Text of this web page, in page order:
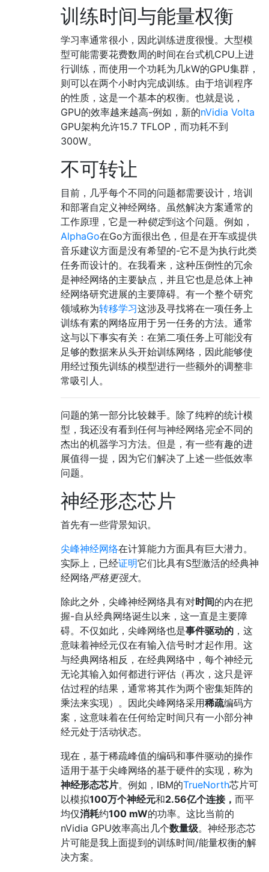
训练时间与能量权衡
学习率通常很小，因此训练进度很慢。大型模
型可能需要花费数周的时间在台式机CPU上进
行训练，而使用一个功耗为几kW的GPU集群，
则可以在两个小时内完成训练。由于培训程序
的性质，这是一个基本的权衡。也就是说，
GPU的效率越来越高-例如，新的nVidia Volta
GPU架构允许15.7 TFLOP，而功耗不到
300W。
不可转让
目前，几乎每个不同的问题都需要设计，培训
和部署自定义神经网络。虽然解决方案通常的
工作原理，它是一种锁定到这个问题。例如，
AlphaGo在Go方面很出色，但是在开车或提供
音乐建议方面是没有希望的-它不是为执行此类
任务而设计的。在我看来，这种压倒性的冗余
是神经网络的主要缺点，并且它也是总体上神
经网络研究进展的主要障碍。有一个整个研究
领域称为转移学习这涉及寻找将在一项任务上
训练有素的网络应用于另一任务的方法。通常
这与以下事实有关：在第二项任务上可能没有
足够的数据来从头开始训练网络，因此能够使
用经过预先训练的模型进行一些额外的调整非
常吸引人。
问题的第一部分比较棘手。除了纯粹的统计模
型，我还没有看到任何与神经网络完全不同的
杰出的机器学习方法。但是，有一些有趣的进
展值得一提，因为它们解决了上述一些低效率
问题。
神经形态芯片
首先有一些背景知识。
尖峰神经网络在计算能力方面具有巨大潜力。
实际上，已经证明它们比具有S型激活的经典神
经网络严格更强大。
除此之外，尖峰神经网络具有对时间的内在把
握-自从经典网络诞生以来，这一直是主要障
碍。不仅如此，尖峰网络也是事件驱动的 ，这
意味着神经元仅在有输入信号时才起作用。这
与经典网络相反，在经典网络中，每个神经元
无论其输入如何都进行评估（再次，这只是评
估过程的结果，通常将其作为两个密集矩阵的
乘法来实现）。因此尖峰网络采用稀疏编码方
案，这意味着在任何给定时间只有一小部分神
经元处于活动状态。
现在，基于稀疏峰值的编码和事件驱动的操作
适用于基于尖峰网络的基于硬件的实现，称为
神经形态芯片。例如，IBM的TrueNorth芯片可
以模拟100万个神经元和2.56亿个连接， 而平
均仅消耗约100 mW的功率。这比当前的
nVidia GPU效率高出几个数量级。神经形态芯
片可能是我上面提到的训练时间/能量权衡的解
决方案。